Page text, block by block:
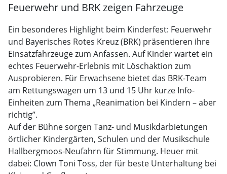
Feuerwehr und BRK zeigen Fahrzeuge
Ein besonderes Highlight beim Kinderfest: Feuerwehr
und Bayerisches Rotes Kreuz (BRK) präsentieren ihre
Einsatzfahrzeuge zum Anfassen. Auf Kinder wartet ein
echtes Feuerwehr-Erlebnis mit Löschaktion zum
Ausprobieren. Für Erwachsene bietet das BRK-Team
am Rettungswagen um 13 und 15 Uhr kurze Info-
Einheiten zum Thema „Reanimation bei Kindern – aber
richtig”.
Auf der Bühne sorgen Tanz- und Musikdarbietungen
örtlicher Kindergärten, Schulen und der Musikschule
Hallbergmoos-Neufahrn für Stimmung. Heuer mit
dabei: Clown Toni Toss, der für beste Unterhaltung bei